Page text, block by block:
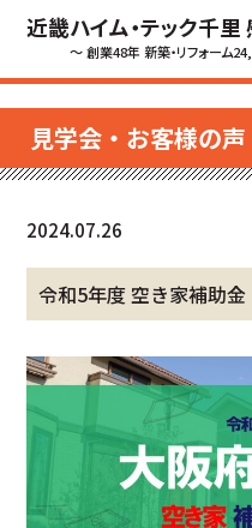
近畿ハイム・テック千
～ 創業48年 新築・リフォーム
見学会・お客様の
2024.07.26
令和5年度 空き家補助